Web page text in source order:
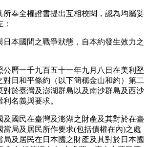
所奉全權證書提出互相校閱，認為均屬妥
本國間之戰爭狀態，自本約發生效力之
曆一千九百五十一年九月八日在美利堅
對日和平條約（以下簡稱金山和約）第二
對於臺灣及澎湖群島以及南沙群島及西沙
名義與要求。
國民在臺灣及澎湖之財產及其對於在臺
當局及居民所作要求(包括債權在內)之處
局及居民在日本國之財產及其對於日本國